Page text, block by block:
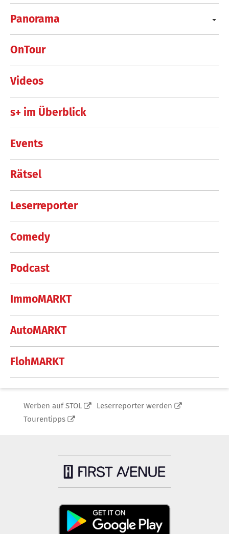
Panorama
OnTour
Videos
s+ im Überblick
Events
Rätsel
Leserreporter
Comedy
Podcast
ImmoMARKT
AutoMARKT
FlohMARKT
Werben auf STOL
Leserreporter werden
Tourentipps